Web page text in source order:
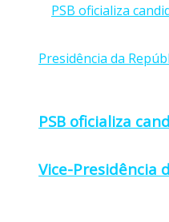
PSB oficializa
Vice-Presidência